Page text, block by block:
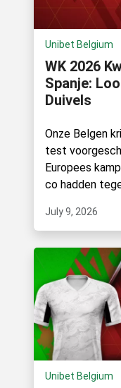
Unibet Belgium
WK 2026
Spanje:
Duivels
Onze Belgen
test
Europees
co hadden
July 9, 2026
Unibet Belgium